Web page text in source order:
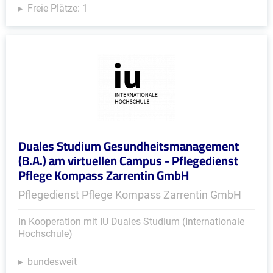
Freie Plätze: 1
Duales Studium Gesundheitsmanagement
(B.A.) am virtuellen Campus - Pflegedienst
Pflege Kompass Zarrentin GmbH
Pflegedienst Pflege Kompass Zarrentin GmbH
In Kooperation mit IU Duales Studium (Internationale
Hochschule)
bundesweit